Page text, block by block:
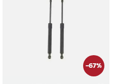
-67%